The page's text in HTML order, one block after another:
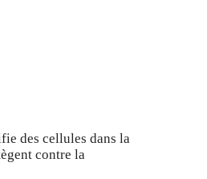
des cellules dans la
contre la